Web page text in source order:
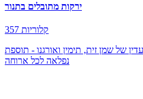
ירקות מתובלים בתנור
357 קלוריות
של שמן זית, תימין ואורגנו - תוספת
נפלאה לכל ארוחה